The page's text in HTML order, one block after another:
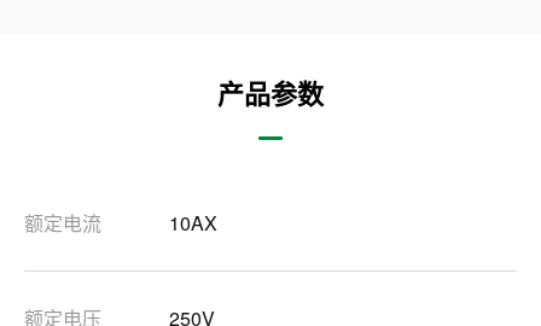
产品参数
额定电流 10AX
额定电压 250V